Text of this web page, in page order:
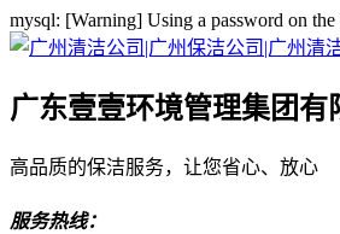
mysql: [Warning] Using a password on
广东壹壹环境管理集团有
高品质的保洁服务，让您省心、放心
服务热线：